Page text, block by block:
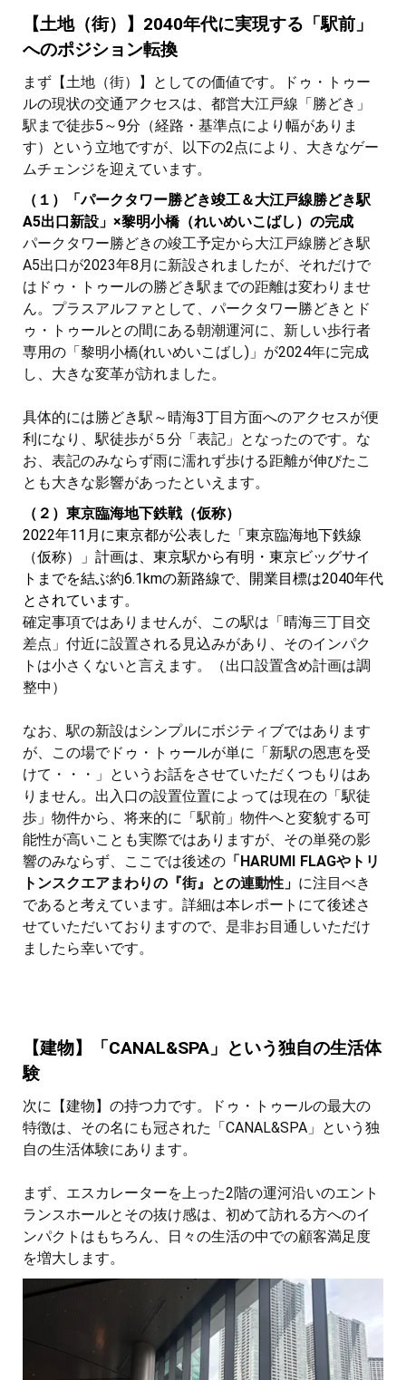
【土地（街）】2040年代に実現する「駅前」
へのポジション転換
まず【土地（街）】としての価値です。ドゥ・トゥー
ルの現状の交通アクセスは、都営大江戸線「勝どき」
駅まで徒歩5～9分（経路・基準点により幅がありま
す）という立地ですが、以下の2点により、大きなゲー
ムチェンジを迎えています。
（１）「パークタワー勝どき竣工＆大江戸線勝どき駅
A5出口新設」×黎明小橋（れいめいこばし）の完成
パークタワー勝どきの竣工予定から大江戸線勝どき駅
A5出口が2023年8月に新設されましたが、それだけで
はドゥ・トゥールの勝どき駅までの距離は変わりませ
ん。プラスアルファとして、パークタワー勝どきとド
ゥ・トゥールとの間にある朝潮運河に、新しい歩行者
専用の「黎明小橋(れいめいこばし)」が2024年に完成
し、大きな変革が訪れました。
具体的には勝どき駅～晴海3丁目方面へのアクセスが便
利になり、駅徒歩が５分「表記」となったのです。な
お、表記のみならず雨に濡れず歩ける距離が伸びたこ
とも大きな影響があったといえます。
（２）東京臨海地下鉄戦（仮称）
2022年11月に東京都が公表した「東京臨海地下鉄線
（仮称）」計画は、東京駅から有明・東京ビッグサイ
トまでを結ぶ約6.1kmの新路線で、開業目標は2040年代
とされています。
確定事項ではありませんが、この駅は「晴海三丁目交
差点」付近に設置される見込みがあり、そのインパク
トは小さくないと言えます。（出口設置含め計画は調
整中）
なお、駅の新設はシンプルにボジティブではあります
が、この場でドゥ・トゥールが単に「新駅の恩恵を受
けて・・・」というお話をさせていただくつもりはあ
りません。出入口の設置位置によっては現在の「駅徒
歩」物件から、将来的に「駅前」物件へと変貌する可
能性が高いことも実際ではありますが、その単発の影
響のみならず、ここでは後述の 「HARUMI FLAGやトリ
トンスクエアまわりの『街』との連動性」 に注目べき
であると考えています。詳細は本レポートにて後述さ
せていただいておりますので、是非お目通しいただけ
ましたら幸いです。
【建物】「CANAL&SPA」という独自の生活体
験
次に【建物】の持つ力です。ドゥ・トゥールの最大の
特徴は、その名にも冠された「CANAL&SPA」という独
自の生活体験にあります。
まず、エスカレーターを上った2階の運河沿いのエント
ランスホールとその抜け感は、初めて訪れる方へのイ
ンパクトはもちろん、日々の生活の中での顧客満足度
を増大します。